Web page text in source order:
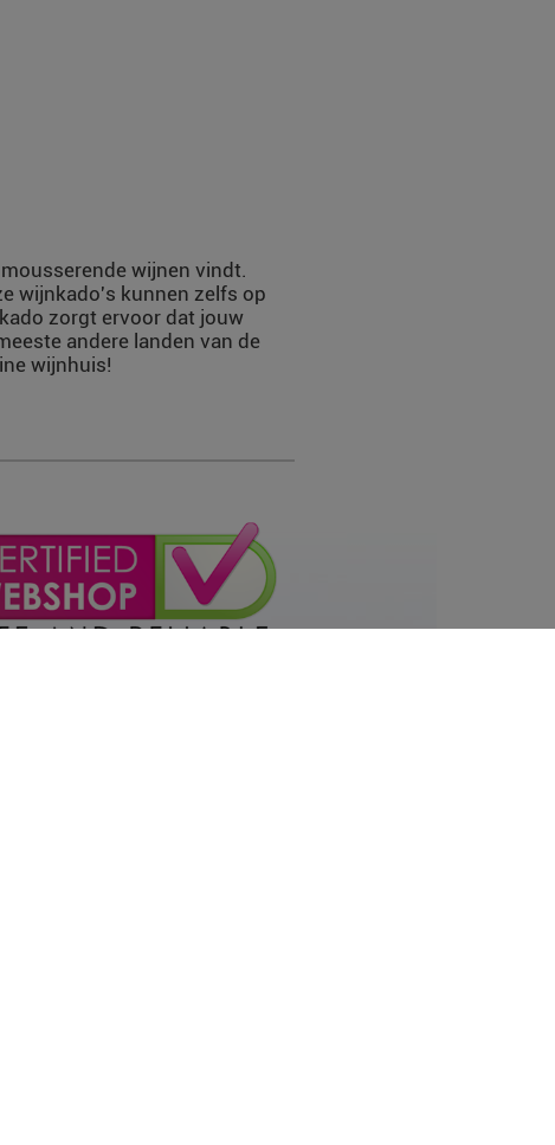
wijnen vindt.
wijnkado's kunnen zelfs op
zorgt ervoor dat jouw
andere landen van de
wijnhuis!